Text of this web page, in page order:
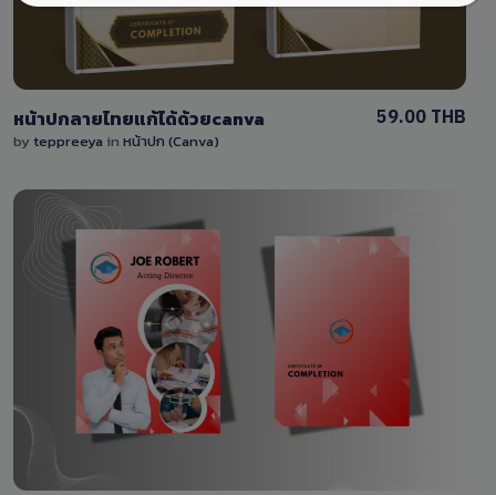
หน้าปกลายไทยแก้ได้ด้วยcanva
by teppreeya in หน้าปก (Canva)
59.00 THB
View Details